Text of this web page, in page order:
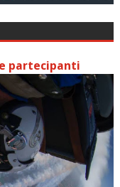
e partecipanti